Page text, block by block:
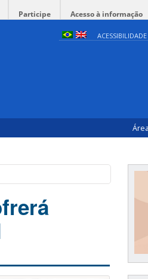
Participe Acesso à informação
ACESSIBILIDADE